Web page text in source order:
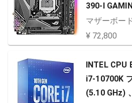
390-I
マザーボー
¥ 72,800
INTEL CPU
i7-10700K
(5.10 GHz)